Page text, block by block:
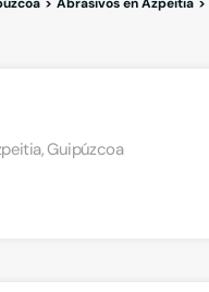
Guipúzcoa